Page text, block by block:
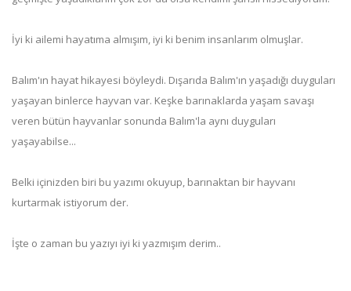
İyi ki ailemi hayatıma almışım, iyi ki benim insanlarım olmuşlar.
Balım'ın hayat hikayesi böyleydi. Dışarıda Balım'ın yaşadığı duyguları
yaşayan binlerce hayvan var. Keşke barınaklarda yaşam savaşı
veren bütün hayvanlar sonunda Balım'la aynı duyguları
yaşayabilse...
Belki içinizden biri bu yazımı okuyup, barınaktan bir hayvanı
kurtarmak istiyorum der.
İşte o zaman bu yazıyı iyi ki yazmışım derim..